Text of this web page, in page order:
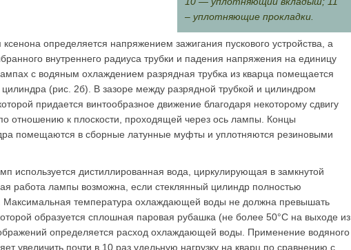
– уплотняющие прокладки.
определяется напряжением зажига­ния пускового устройства, а
внутреннего радиуса трубки и падения напряжения на единицу
с водяным охлаждением разрядная трубка из кварца помещается
цилиндра (рис. 2б). В зазоре между разрядной трубкой и ци­линдром
придается винто­образное движение благодаря некоторому сдвигу
отношению к плоскости, проходящей через ось лампы. Концы
помещаются в сборные латунные муфты и уплотняются резиновыми
используется дистиллированная вода, циркулирующая в замкнутой
работа лампы возможна, если стеклянный цилиндр полностью
Ма­ксимальная температура охлаждающей воды не должна превышать
образуется сплош­ная паровая рубашка (не более 50°С на выходе из
определяется расход охлаж­дающей воды. Приме­нение водяного
увели­чить почти в 10 раз удельную нагрузку на кварц по сравнению с